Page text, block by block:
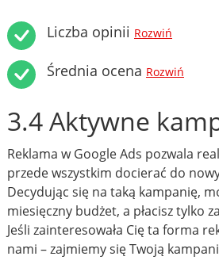
Liczba opinii Rozwiń
Średnia ocena Rozwiń
3.4 Aktywne
Reklama w Google Ads pozwala
przede wszystkim docierać do
Decydując się na taką kampanię,
miesięczny budżet, a płacisz tylko
Jeśli zainteresowała Cię ta forma
nami – zajmiemy się Twoją